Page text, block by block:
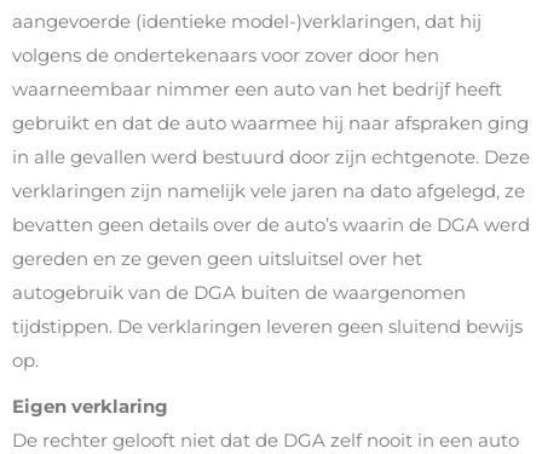
aangevoerde (identieke model-)verklaringen, dat hij
volgens de ondertekenaars voor zover door hen
waarneembaar nimmer een auto van het bedrijf heeft
gebruikt en dat de auto waarmee hij naar afspraken ging
in alle gevallen werd bestuurd door zijn echtgenote. Deze
verklaringen zijn namelijk vele jaren na dato afgelegd, ze
bevatten geen details over de auto’s waarin de DGA werd
gereden en ze geven geen uitsluitsel over het
autogebruik van de DGA buiten de waargenomen
tijdstippen. De verklaringen leveren geen sluitend bewijs
op.
Eigen verklaring
De rechter gelooft niet dat de DGA zelf nooit in een auto